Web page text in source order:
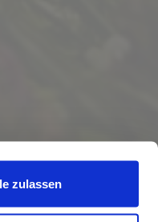
zulassen